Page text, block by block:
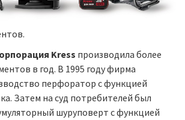
Kress производила более
в год. В 1995 году фирма
перфоратор с функцией
Затем на суд потребителей был
шуруповерт с функцией